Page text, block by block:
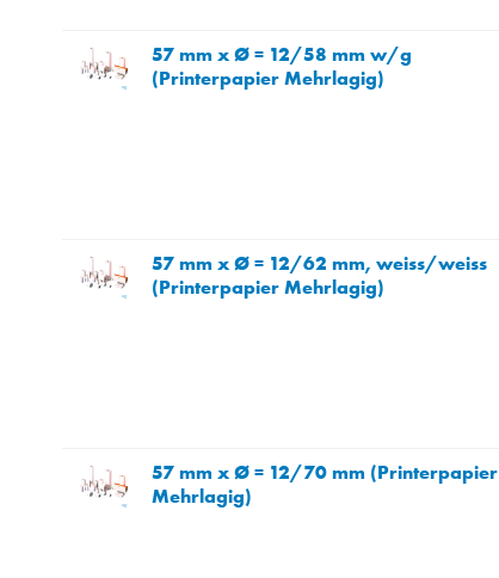
57 mm x Ø = 12/58 mm w/g
(Printerpapier Mehrlagig)
57 mm x Ø = 12/62 mm, weiss/weiss
(Printerpapier Mehrlagig)
57 mm x Ø = 12/70 mm (Printerpapier
Mehrlagig)